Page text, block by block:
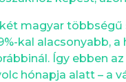
magyar többségű
kal alacsonyabb,
Így ebben
hónapja alatt – a